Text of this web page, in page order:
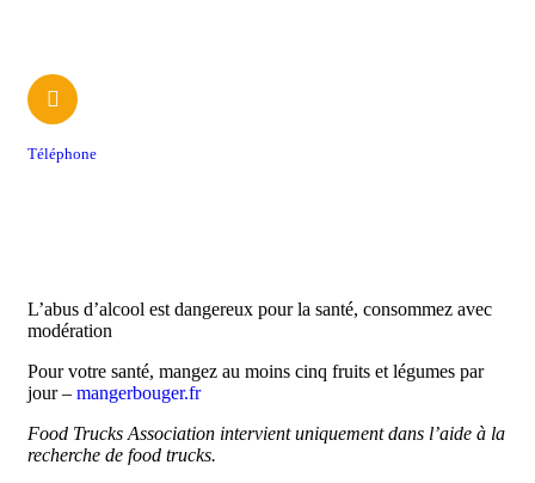
Téléphone
L’abus d’alcool est dangereux pour la santé, consommez avec
modération
Pour votre santé, mangez au moins cinq fruits et légumes par
jour – mangerbouger.fr
Food Trucks Association intervient uniquement dans l’aide à la
recherche de food trucks.